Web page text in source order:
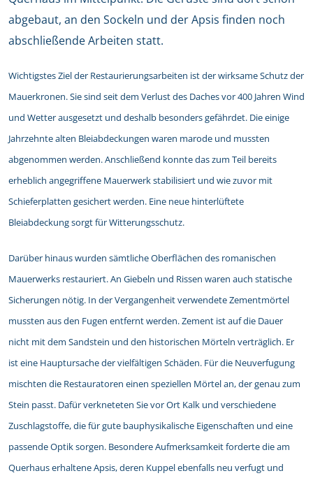
abgebaut, an den Sockeln und der Apsis finden noch
abschließende Arbeiten statt.
Wichtigstes Ziel der Restaurierungsarbeiten ist der wirksame Schutz der
Mauerkronen. Sie sind seit dem Verlust des Daches vor 400 Jahren Wind
und Wetter ausgesetzt und deshalb besonders gefährdet. Die einige
Jahrzehnte alten Bleiabdeckungen waren marode und mussten
abgenommen werden. Anschließend konnte das zum Teil bereits
erheblich angegriffene Mauerwerk stabilisiert und wie zuvor mit
Schieferplatten gesichert werden. Eine neue hinterlüftete
Bleiabdeckung sorgt für Witterungsschutz.
Darüber hinaus wurden sämtliche Oberflächen des romanischen
Mauerwerks restauriert. An Giebeln und Rissen waren auch statische
Sicherungen nötig. In der Vergangenheit verwendete Zementmörtel
mussten aus den Fugen entfernt werden. Zement ist auf die Dauer
nicht mit dem Sandstein und den historischen Mörteln verträglich. Er
ist eine Hauptursache der vielfältigen Schäden. Für die Neuverfugung
mischten die Restauratoren einen speziellen Mörtel an, der genau zum
Stein passt. Dafür verkneteten Sie vor Ort Kalk und verschiedene
Zuschlagstoffe, die für gute bauphysikalische Eigenschaften und eine
passende Optik sorgen. Besondere Aufmerksamkeit forderte die am
Querhaus erhaltene Apsis, deren Kuppel ebenfalls neu verfugt und